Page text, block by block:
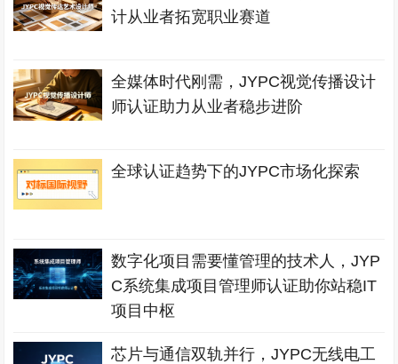
计从业者拓宽职业赛道
全媒体时代刚需，JYPC视觉传播设计
师认证助力从业者稳步进阶
全球认证趋势下的JYPC市场化探索
数字化项目需要懂管理的技术人，JYP
C系统集成项目管理师认证助你站稳IT
项目中枢
芯片与通信双轨并行，JYPC无线电工